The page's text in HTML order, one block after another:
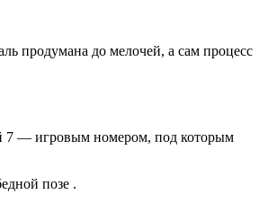
продумана до мелочей, а сам процесс
7 — игровым номером, под которым
позе .